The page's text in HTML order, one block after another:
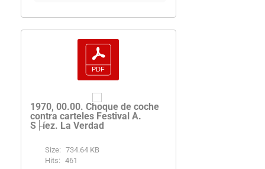
1970, 00.00. Choque de coche
contra carteles Festival A.
S├íez. La Verdad
Size: 734.64 KB
Hits: 461